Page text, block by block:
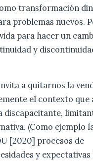
transformación
problemas nuevos.
para hacer un
y
a quitarnos la
el contexto que
discapacitante,
(Como ejemplo
[2020] procesos de
y expectativas